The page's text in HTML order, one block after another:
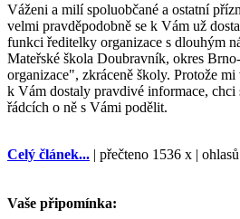
Váženi a milí spoluobčané a ostatní
velmi pravděpodobně se k Vám už
funkci ředitelky organizace s dlouhým
Mateřské škola Doubravník, okres
organizace", zkráceně školy. Protože
k Vám dostaly pravdivé informace, chci
řádcích o ně s Vámi podělit.
Celý článek... | přečteno 1536 x |
Vaše připomínka: